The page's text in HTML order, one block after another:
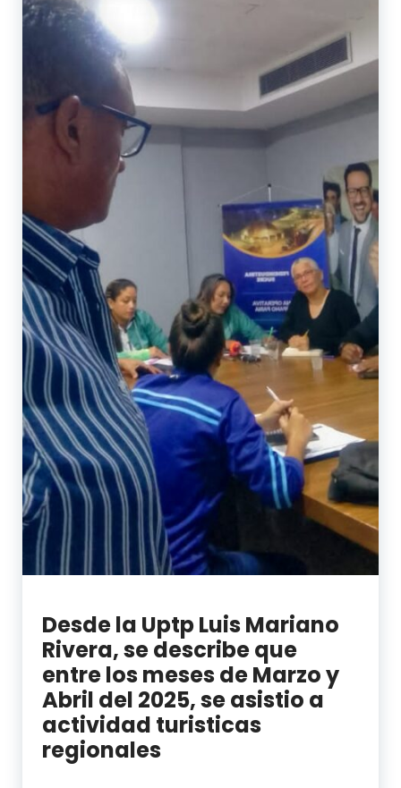
Desde la Uptp Luis Mariano
Rivera, se describe que
entre los meses de Marzo y
Abril del 2025, se asistio a
actividad turisticas
regionales